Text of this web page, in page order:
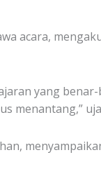
acara,
yang benar-
menantang,”